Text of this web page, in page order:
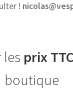
!
les prix TTC
boutique